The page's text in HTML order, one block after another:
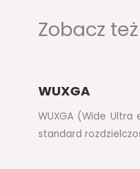
Zobacz też
WUXGA
WUXGA (Wide
standard